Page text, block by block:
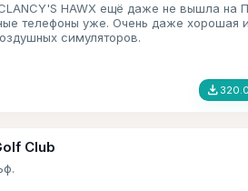
HAWX ещё даже не вышла на
телефоны уже. Очень даже хорошая
симуляторов.
file_download
Club